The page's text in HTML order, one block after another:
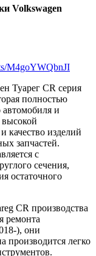
Volkswagen
M4goYWQbnJI
Туарег CR серия
полностью
автомобиля и
высокой
качество изделий
запчастей.
с
сечения,
остаточного
CR производства
ремонта
), они
производится легко